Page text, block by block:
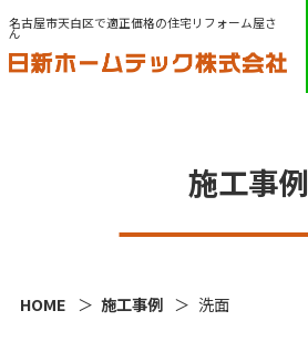
名古屋市天白区で適正価格の住宅リフォーム屋さ
ん
施工事例
HOME 施工事例 洗面